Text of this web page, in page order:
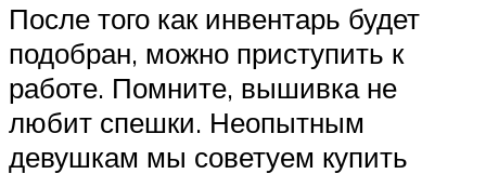
После того как инвентарь будет
подобран, можно приступить к
работе. Помните, вышивка не
любит спешки. Неопытным
девушкам мы советуем купить